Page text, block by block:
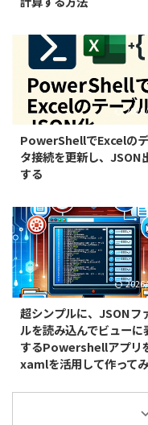
PowerShellでExcelの
タ接続を更新し、JSON
する
超シンプルに、JSONフ
ルを読み込んでビューに
するPowershellアプリ
xamlを活用して作って